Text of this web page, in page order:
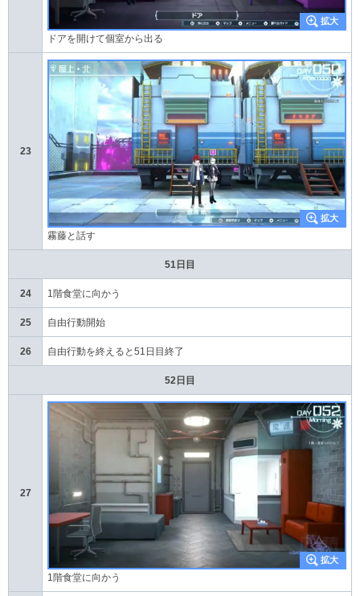
ドアを開けて個室から出る
23
霧藤と話す
51日目
24 1階食堂に向かう
25 自由行動開始
26 自由行動を終えると51日目終了
52日目
27
1階食堂に向かう